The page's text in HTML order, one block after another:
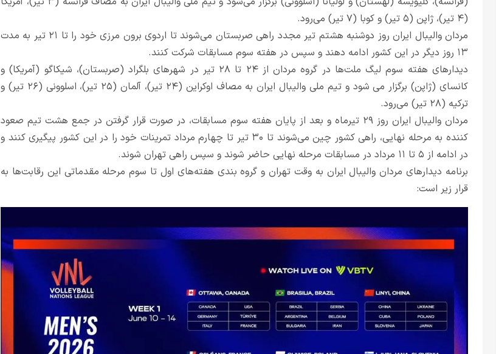
(۴ تیر)، ژاپن (۵ تیر) و کوبا (۷ تیر) می‌رود.
مردان والیبال ایران روز دوشنبه هشتم تیر مجدد راهی صربستان می‌شوند تا اردوی برون مرزی خود را تا ۲۱ تیر به مدت
۱۳ روز دیگر در این کشور ادامه دهند و سپس در هفته سوم مسابقات شرکت کنند.
دیدارهای هفته سوم لیگ ملت‌ها در گروه مردان از ۲۴ تا ۲۸ تیر در شهرهای بلگراد (صربستان)، شیکاگو (آمریکا) و
کانسای (ژاپن) برگزار می شود و تیم ملی والیبال ایران به مصاف اوکراین (۲۴ تیر)، آلمان (۲۵ تیر)، اسلوونی (۲۶ تیر) و
ترکیه (۲۸ تیر) می‌رود.
مردان والیبال ایران روز ۲۹ تیرماه و بعد از پایان هفته سوم مسابقات، در صورت قرار گرفتن در جمع هشت تیم صعود
کننده به مرحله نهایی، راهی کشور چین می‌شوند تا ۳۰ تیر تا چهارم مرداد تمرینات خود را در این کشور پیگیری کنند و
در ادامه از ۵ تا ۱۱ مرداد در مسابقات مرحله نهایی حاضر شوند و سپس راهی تهران شوند.
برنامه دیدارهای مردان والیبال ایران به وقت تهران و گروه بندی هفته‌های اول تا سوم مرحله مقدماتی این رقابت‌ها به
قرار زیر است: